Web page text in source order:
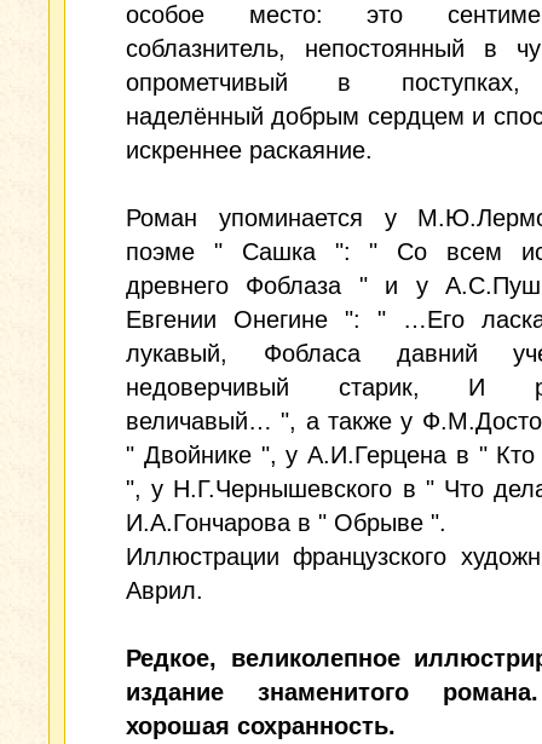
особое место: это
соблазнитель, непостоянный в
опрометчивый в
наделённый добрым сердцем и
искреннее раскаяние.
Роман упоминается у
поэме " Сашка ": " Со всем
древнего Фоблаза " и у
Евгении Онегине ": " …Его
лукавый, Фобласа давний
недоверчивый старик, И
величавый… ", а также у
" Двойнике ", у А.И.Герцена в " Кто
", у Н.Г.Чернышевского в " Что
И.А.Гончарова в " Обрыве ".
Иллюстрации французского
Аврил.
Редкое, великолепное
издание знаменитого
хорошая сохранность.